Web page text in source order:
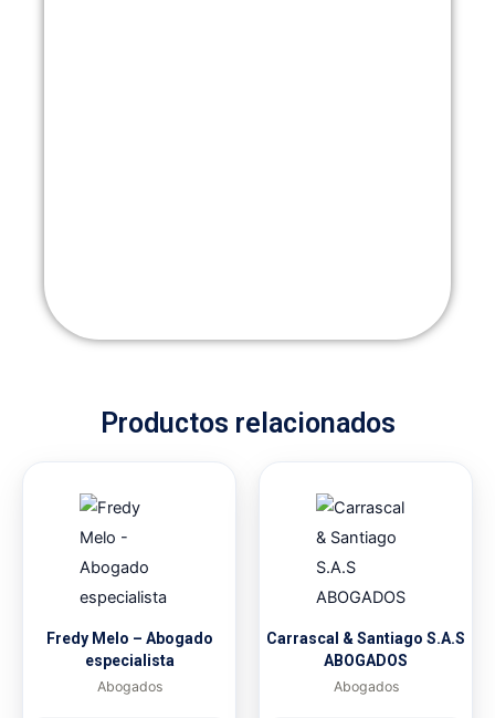
Productos relacionados
Fredy Melo – Abogado
especialista
Abogados
Carrascal & Santiago S.A.S
ABOGADOS
Abogados